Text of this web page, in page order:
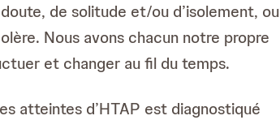
de solitude et/ou d’isolement, ou
Nous avons chacun notre propre
et changer au fil du temps.
atteintes d’HTAP est diagnostiqué